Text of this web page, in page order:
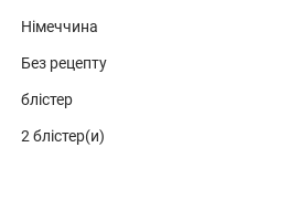
Німеччина
Без рецепту
блістер
2 блістер(и)